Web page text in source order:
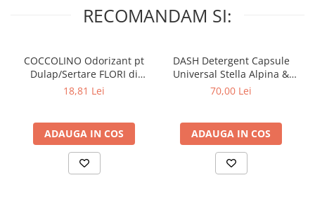
RECOMANDAM SI:
COCCOLINO Odorizant pt
Dulap/Sertare FLORI di
PRIMAVERA 3 buc
18,81 Lei
ADAUGA IN COS
DASH Detergent Capsule
Universal Stella Alpina &
Muschino Bianco 60 buc
70,00 Lei
ADAUGA IN COS